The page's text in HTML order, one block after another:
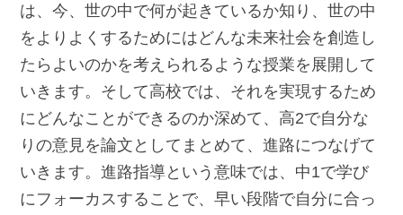
は、今、世の中で何が起きているか知り、世の中
をよりよくするためにはどんな未来社会を創造し
たらよいのかを考えられるような授業を展開して
いきます。そして高校では、それを実現するため
にどんなことができるのか深めて、高2で自分な
りの意見を論文としてまとめて、進路につなげて
いきます。進路指導という意味では、中1で学び
にフォーカスすることで、早い段階で自分に合っ